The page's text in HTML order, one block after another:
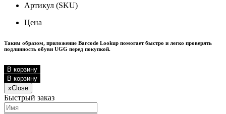
Артикул (SKU)
Цена
Таким образом, приложение Barcode Lookup помогает быстро и легко проверять
подлинность обуви UGG перед покупкой.
В корзину
В корзину
xClose
Быстрый заказ